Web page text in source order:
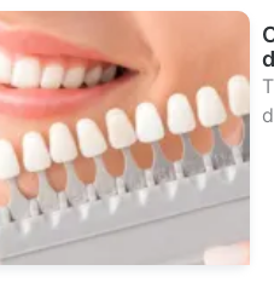
Ver